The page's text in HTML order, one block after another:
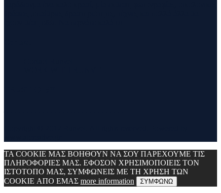
ΤΑ COOKIE ΜΑΣ ΒΟΗΘΟΥΝ ΝΑ ΣΟΥ ΠΑΡΕΧΟΥΜΕ ΤΙΣ
ΠΛΗΡΟΦΟΡΙΕΣ ΜΑΣ. ΕΦΟΣΟΝ ΧΡΗΣΙΜΟΠΟΙΕΙΣ ΤΟΝ
ΙΣΤΟΤΟΠΟ ΜΑΣ, ΣΥΜΦΩΝΕΙΣ ΜΕ ΤΗ ΧΡΗΣΗ ΤΩΝ
COOKIE ΑΠΟ ΕΜΑΣ more information ΣΥΜΦΩΝΩ